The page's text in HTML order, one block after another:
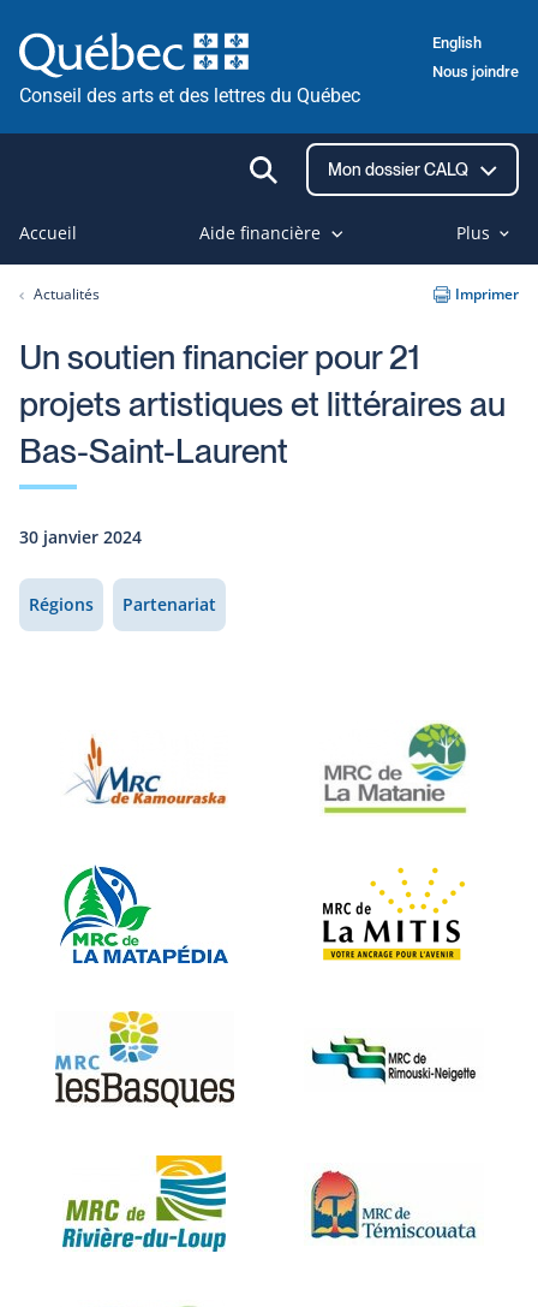
au
contenu
Conseil des arts et des lettres du Québec
English
Nous joindre
Ouvrir
la
recherche
Mon dossier CALQ
Accueil Aide financière Plus
Actualités Imprimer
Un soutien financier pour 21
projets artistiques et littéraires au
Bas-Saint-Laurent
30 janvier 2024
Régions Partenariat